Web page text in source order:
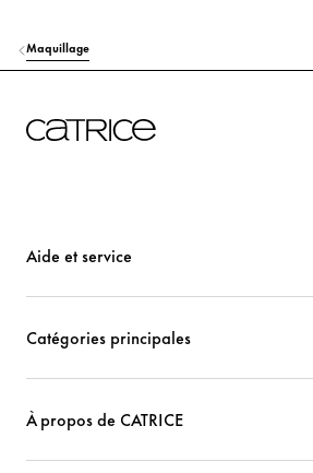
Maquillage
Aide et service
Catégories principales
À propos de CATRICE